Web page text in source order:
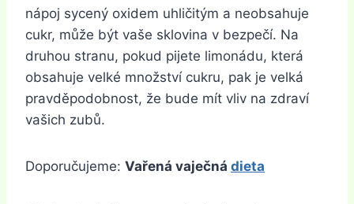
nápoj sycený oxidem uhličitým a neobsahuje
cukr, může být vaše sklovina v bezpečí. Na
druhou stranu, pokud pijete limonádu, která
obsahuje velké množství cukru, pak je velká
pravděpodobnost, že bude mít vliv na zdraví
vašich zubů.
Doporučujeme: Vařená vaječná dieta